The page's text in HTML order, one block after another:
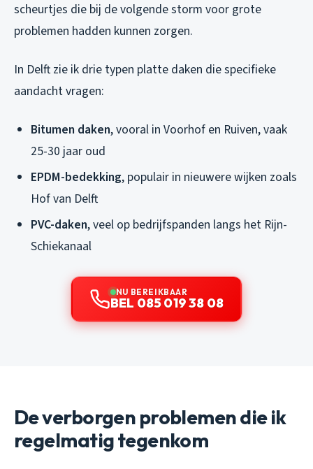
scheurtjes die bij de volgende storm voor grote
problemen hadden kunnen zorgen.
In Delft zie ik drie typen platte daken die specifieke
aandacht vragen:
Bitumen daken, vooral in Voorhof en Ruiven, vaak
25-30 jaar oud
EPDM-bedekking, populair in nieuwere wijken zoals
Hof van Delft
PVC-daken, veel op bedrijfspanden langs het Rijn-
Schiekanaal
NU BEREIKBAAR
BEL 085 019 38 08
De verborgen problemen die ik
regelmatig tegenkom